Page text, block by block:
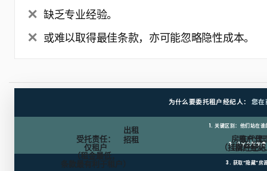
缺乏专业经验。
或难以取得最佳条款，亦可能忽略隐性成本。
为什么要委托租户经纪人： 您在
1. 关键区别：他们站在谁
房东代理
（挂牌经纪
出租
招租
租户代
（租户经
受托责任：
仅租户
（租金最低，
条款最有利于租户）
2. 几乎总是免费
3. 获取“隐藏”房